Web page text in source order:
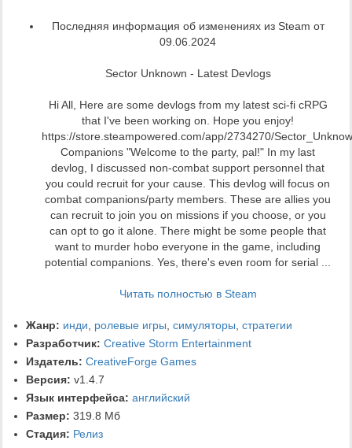
Последняя информация об изменениях из Steam от
09.06.2024
Sector Unknown - Latest Devlogs
Hi All, Here are some devlogs from my latest sci-fi cRPG
that I've been working on. Hope you enjoy!
https://store.steampowered.com/app/2734270/
Companions "Welcome to the party, pal!" In my last
devlog, I discussed non-combat support personnel that
you could recruit for your cause. This devlog will focus on
combat companions/party members. These are allies you
can recruit to join you on missions if you choose, or you
can opt to go it alone. There might be some people that
want to murder hobo everyone in the game, including
potential companions. Yes, there's even room for serial ...
Читать полностью в Steam
Жанр: инди ролевые игры симуляторы стратегии
Разработчик: Creative Storm Entertainment
Издатель: CreativeForge Games
Версия: v1.4.7
Язык интерфейса: английский
Размер: 319.8 Мб
Стадия: Релиз